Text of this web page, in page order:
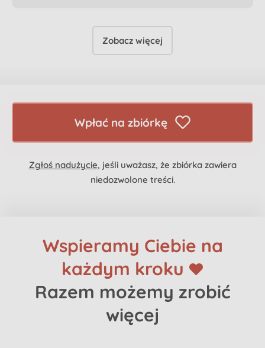
Zobacz więcej
Wpłać na zbiórkę
Zgłoś nadużycie, jeśli uważasz, że zbiórka zawiera
niedozwolone treści.
Wspieramy Ciebie na
każdym kroku
Razem możemy zrobić
więcej